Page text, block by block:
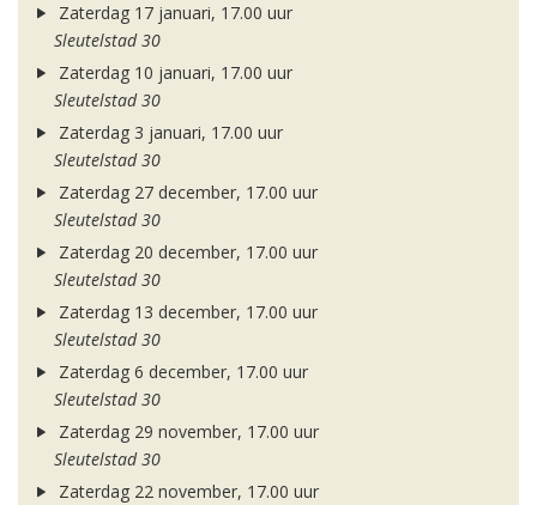
Zaterdag 17 januari, 17.00 uur
Sleutelstad 30
Zaterdag 10 januari, 17.00 uur
Sleutelstad 30
Zaterdag 3 januari, 17.00 uur
Sleutelstad 30
Zaterdag 27 december, 17.00 uur
Sleutelstad 30
Zaterdag 20 december, 17.00 uur
Sleutelstad 30
Zaterdag 13 december, 17.00 uur
Sleutelstad 30
Zaterdag 6 december, 17.00 uur
Sleutelstad 30
Zaterdag 29 november, 17.00 uur
Sleutelstad 30
Zaterdag 22 november, 17.00 uur